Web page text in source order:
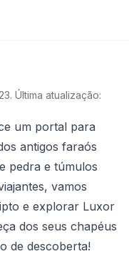
. Última atualização:
um portal para
antigos faraós
pedra e túmulos
vamos
e explorar Luxor
dos seus chapéus
de descoberta!